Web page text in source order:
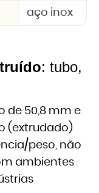
aço inox
: tubo,
de 50,8 mm e
(extrudado)
peso, não
ambientes